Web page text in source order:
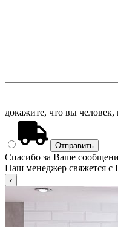
докажите, что вы человек,
Спасибо за Ваше
Наш менеджер свяжется с